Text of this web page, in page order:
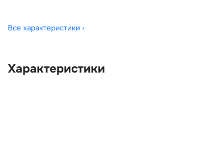
Все характеристики ›
Характеристики